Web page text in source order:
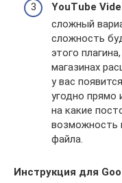
YouTube
сложный
сложность
этого
магазинах
у вас
угодно прямо
на какие
возможность
файла.
Инструкция для